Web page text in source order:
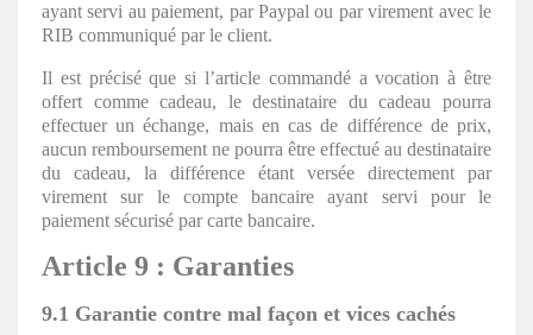
ayant servi au paiement, par Paypal ou par virement avec le
RIB communiqué par le client.
Il est précisé que si l’article commandé a vocation à être
offert comme cadeau, le destinataire du cadeau pourra
effectuer un échange, mais en cas de différence de prix,
aucun remboursement ne pourra être effectué au destinataire
du cadeau, la différence étant versée directement par
virement sur le compte bancaire ayant servi pour le
paiement sécurisé par carte bancaire.
Article 9 : Garanties
9.1 Garantie contre mal façon et vices cachés